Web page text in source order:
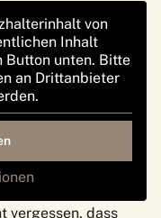
von
Inhalt
Button unten. Bitte
an Drittanbieter
vergessen, dass